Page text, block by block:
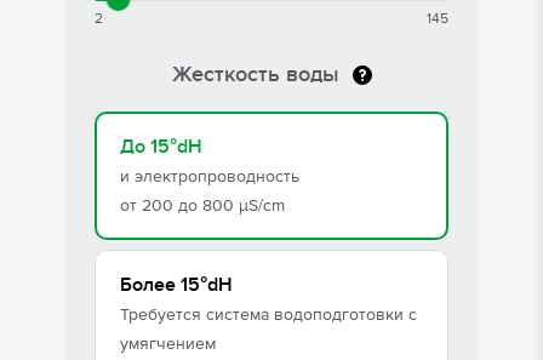
2 145
Жесткость воды
До 15°dH
и электропроводность
от 200 до 800 μS/cm
Более 15°dH
Требуется система водо­по­дго­товки с
умягчением